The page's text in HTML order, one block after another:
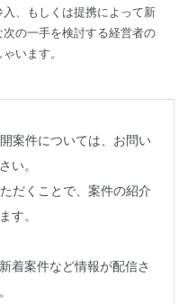
、もしくは提携によって新
の一手を検討する経営者の
います。
案件については、お問い
い。
だくことで、案件の紹介
す。
着案件など情報が配信さ